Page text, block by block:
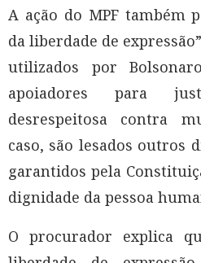
A ação do MPF também
da liberdade de
utilizados por
apoiadores para
desrespeitosa contra
caso, são lesados outros
garantidos pela
dignidade da pessoa
O procurador explica